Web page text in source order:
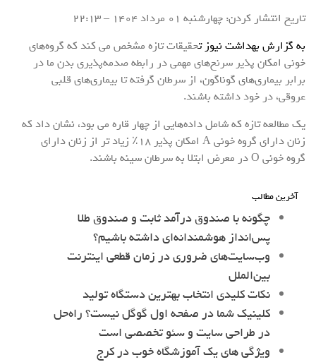
تاریخ انتشار کردن: چهارشنبه 01 مرداد 1404 – 22:13
به گزارش بهداشت نیوز تحقیقات تازه مشخص می کند که گروه‌های
خونی امکان پذیر سرنخ‌های مهمی در رابطه صدمه‌پذیری بدن ما در
برابر بیماری‌های گوناگون، از سرطان گرفته تا بیماری‌های قلبی
عروقی، در خود داشته باشند.
یک مطالعه تازه که شامل داده‌هایی از چهار قاره می بود، نشان داد که
زنان دارای گروه خونی A امکان پذیر ۱۸٪ زیاد تر از زنان دارای
گروه خونی O در معرض ابتلا به سرطان سینه باشند.
آخرین مطالب
چگونه با صندوق درآمد ثابت و صندوق طلا
پس‌انداز هوشمندانه‌ای داشته باشیم؟
وب‌سایت‌های ضروری در زمان قطعی اینترنت
بین‌الملل
نکات کلیدی انتخاب بهترین دستگاه تولید
کلینیک شما در صفحه اول گوگل نیست؟ راه‌حل
در طراحی سایت و سئو تخصصی است
ویژگی های یک آموزشگاه خوب در کرج